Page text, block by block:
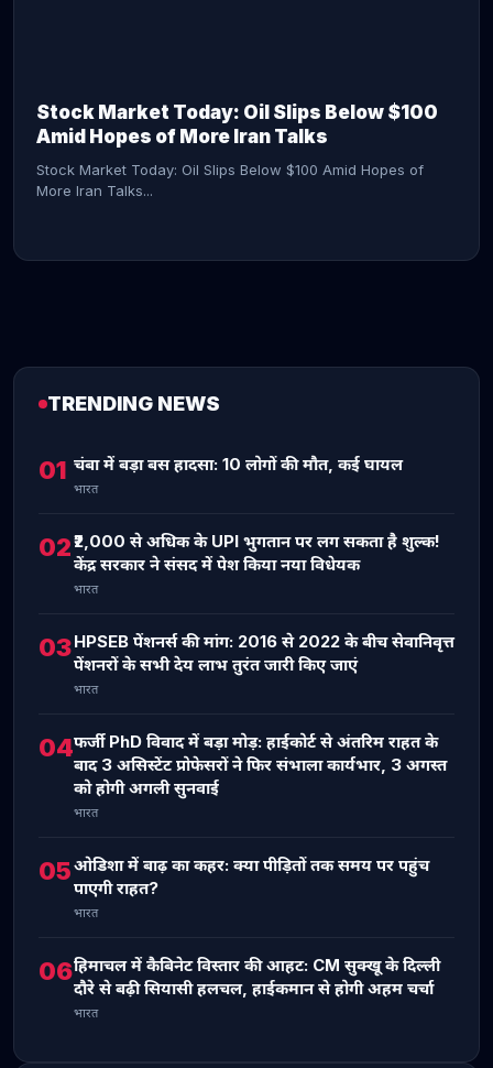
Stock Market Today: Oil Slips Below $100
Amid Hopes of More Iran Talks
Stock Market Today: Oil Slips Below $100 Amid Hopes of
More Iran Talks...
TRENDING NEWS
01 चंबा में बड़ा बस हादसा: 10 लोगों की मौत, कई घायल
भारत
02₹2,000 से अधिक के UPI भुगतान पर लग सकता है शुल्क!
केंद्र सरकार ने संसद में पेश किया नया विधेयक
भारत
03HPSEB पेंशनर्स की मांग: 2016 से 2022 के बीच सेवानिवृत्त
पेंशनरों के सभी देय लाभ तुरंत जारी किए जाएं
भारत
04फर्जी PhD विवाद में बड़ा मोड़: हाईकोर्ट से अंतरिम राहत के
बाद 3 असिस्टेंट प्रोफेसरों ने फिर संभाला कार्यभार, 3 अगस्त
को होगी अगली सुनवाई
भारत
05ओडिशा में बाढ़ का कहर: क्या पीड़ितों तक समय पर पहुंच
पाएगी राहत?
भारत
06हिमाचल में कैबिनेट विस्तार की आहट: CM सुक्खू के दिल्ली
दौरे से बढ़ी सियासी हलचल, हाईकमान से होगी अहम चर्चा
भारत